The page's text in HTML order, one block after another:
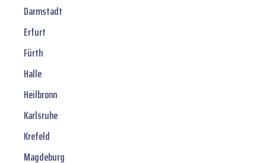
Darmstadt
Erfurt
Fürth
Halle
Heilbronn
Karlsruhe
Krefeld
Magdeburg